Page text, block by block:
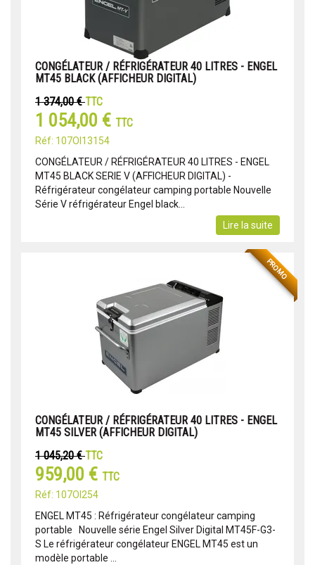
CONGÉLATEUR / RÉFRIGÉRATEUR 40 LITRES - ENGEL
MT45 BLACK (AFFICHEUR DIGITAL)
1 374,00 €TTC
1 054,00 € TTC
Réf: 107OI13154
CONGÉLATEUR / RÉFRIGÉRATEUR 40 LITRES - ENGEL
MT45 BLACK SERIE V (AFFICHEUR DIGITAL) -
Réfrigérateur congélateur camping portable Nouvelle
Série V réfrigérateur Engel black...
Lire la suite
PROMO
CONGÉLATEUR / RÉFRIGÉRATEUR 40 LITRES - ENGEL
MT45 SILVER (AFFICHEUR DIGITAL)
1 045,20 €TTC
959,00 € TTC
Réf: 107OI254
ENGEL MT45 : Réfrigérateur congélateur camping
portable Nouvelle série Engel Silver Digital MT45F-G3-
S Le réfrigérateur congélateur ENGEL MT45 est un
modèle portable ...